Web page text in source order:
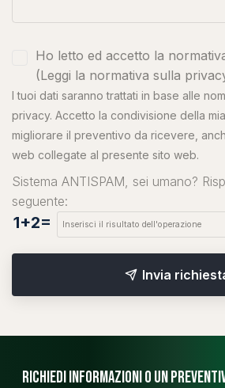
Ho letto ed accetto la
(Leggi la normativa sulla
I tuoi dati saranno trattati in base alle
privacy. Accetto la condivisione della
migliorare il preventivo da ricevere,
web collegate al presente sito web.
Sistema ANTISPAM, sei umano?
seguente:
1+2=
Invia
Richiedi informazioni o un